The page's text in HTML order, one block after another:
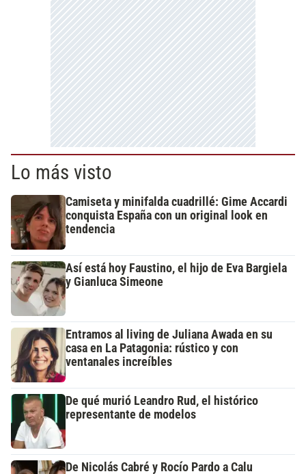
Lo más visto
Camiseta y minifalda cuadrillé: Gime Accardi
conquista España con un original look en
tendencia
Así está hoy Faustino, el hijo de Eva Bargiela
y Gianluca Simeone
Entramos al living de Juliana Awada en su
casa en La Patagonia: rústico y con
ventanales increíbles
De qué murió Leandro Rud, el histórico
representante de modelos
De Nicolás Cabré y Rocío Pardo a Calu